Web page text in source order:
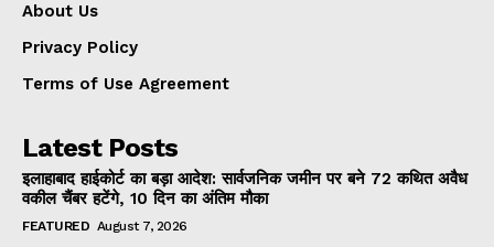
About Us
Privacy Policy
Terms of Use Agreement
Latest Posts
इलाहाबाद हाईकोर्ट का बड़ा आदेश: सार्वजनिक जमीन पर बने 72 कथित अवैध
वकील चैंबर हटेंगे, 10 दिन का अंतिम मौका
FEATURED August 7, 2026